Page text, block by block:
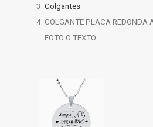
Colgantes
COLGANTE PLACA REDONDA
FOTO O TEXTO